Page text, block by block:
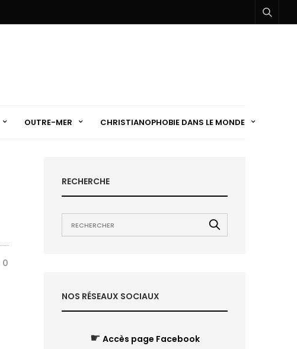
OUTRE-MER CHRISTIANOPHOBIE DANS LE MONDE
0
RECHERCHE
NOS RÉSEAUX SOCIAUX
☛ Accès page Facebook